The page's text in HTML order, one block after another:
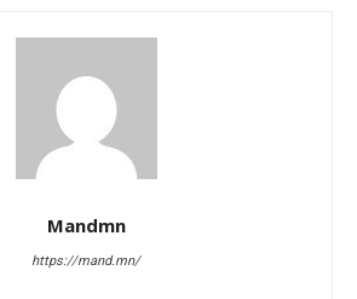
Mandmn
https://mand.mn/